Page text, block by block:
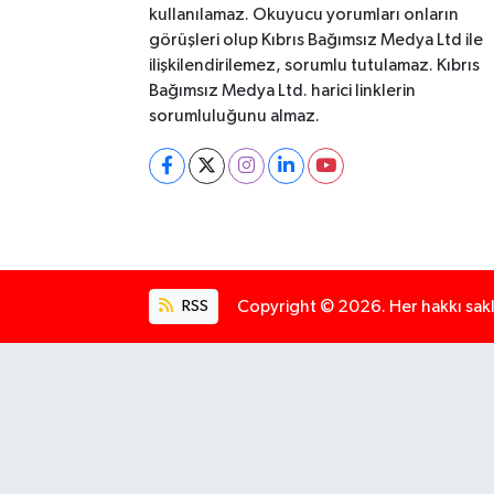
kullanılamaz. Okuyucu yorumları onların
görüşleri olup Kıbrıs Bağımsız Medya Ltd ile
ilişkilendirilemez, sorumlu tutulamaz. Kıbrıs
Bağımsız Medya Ltd. harici linklerin
sorumluluğunu almaz.
RSS Copyright © 2026. Her hakkı